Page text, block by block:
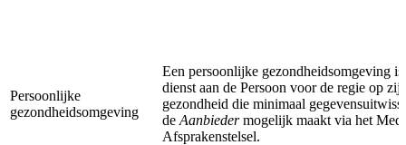
Persoonlijke
gezondheidsomgeving
Een persoonlijke gezondheidsomgeving is
dienst aan de Persoon voor de regie op
gezondheid die minimaal
de Aanbiedermogelijk maakt via het
Afsprakenstelsel.